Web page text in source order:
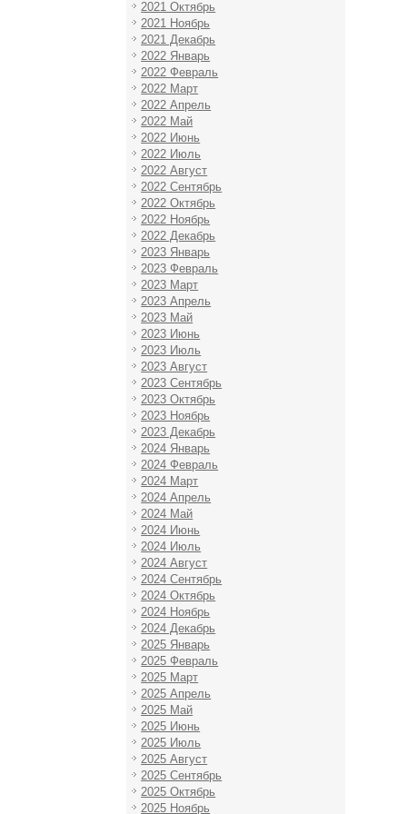
2021 Октябрь
2021 Ноябрь
2021 Декабрь
2022 Январь
2022 Февраль
2022 Март
2022 Апрель
2022 Май
2022 Июнь
2022 Июль
2022 Август
2022 Сентябрь
2022 Октябрь
2022 Ноябрь
2022 Декабрь
2023 Январь
2023 Февраль
2023 Март
2023 Апрель
2023 Май
2023 Июнь
2023 Июль
2023 Август
2023 Сентябрь
2023 Октябрь
2023 Ноябрь
2023 Декабрь
2024 Январь
2024 Февраль
2024 Март
2024 Апрель
2024 Май
2024 Июнь
2024 Июль
2024 Август
2024 Сентябрь
2024 Октябрь
2024 Ноябрь
2024 Декабрь
2025 Январь
2025 Февраль
2025 Март
2025 Апрель
2025 Май
2025 Июнь
2025 Июль
2025 Август
2025 Сентябрь
2025 Октябрь
2025 Ноябрь